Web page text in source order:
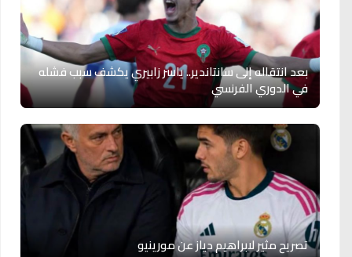
بعد انتقاله إلى سانتاندير.. ياسر زابيري يكشف سبب فشله
في الدوري الفرنسي
تصريح مثير لابراهيم دياز عن مورينيو